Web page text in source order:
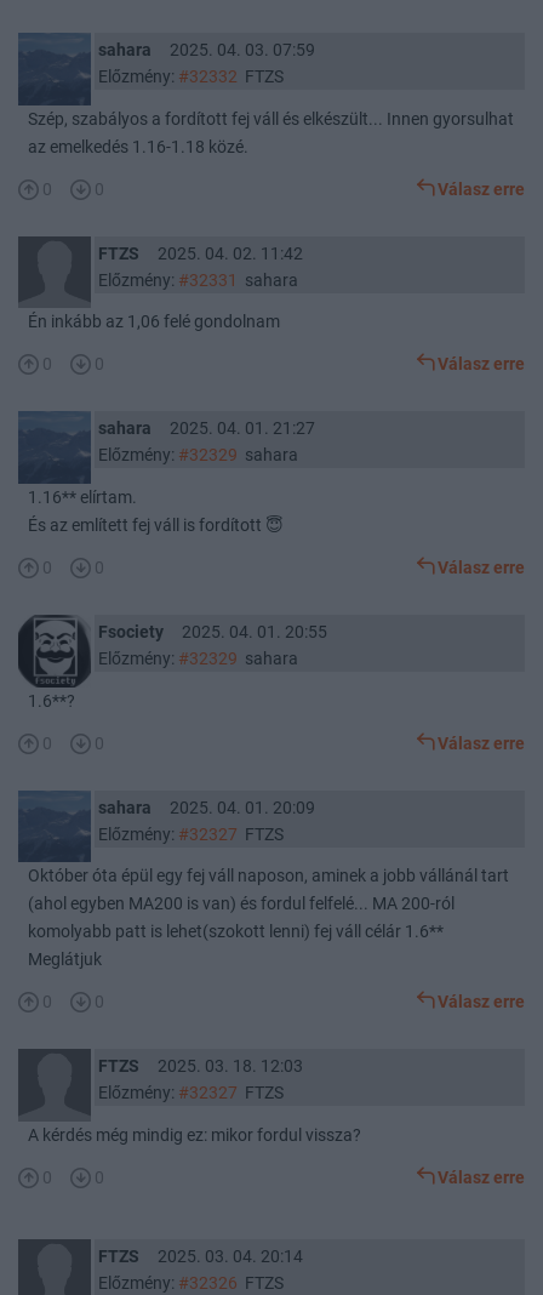
sahara
2025. 04. 03. 07:59
Előzmény: #32332 FTZS
Szép, szabályos a fordított fej váll és elkészült... Innen gyorsulhat
az emelkedés 1.16-1.18 közé.
0 0 Válasz erre
FTZS
2025. 04. 02. 11:42
Előzmény: #32331 sahara
Én inkább az 1,06 felé gondolnam
0 0 Válasz erre
sahara
2025. 04. 01. 21:27
Előzmény: #32329 sahara
1.16** elírtam.
És az említett fej váll is fordított 😇
0 0 Válasz erre
Fsociety
2025. 04. 01. 20:55
Előzmény: #32329 sahara
1.6**?
0 0 Válasz erre
sahara
2025. 04. 01. 20:09
Előzmény: #32327 FTZS
Október óta épül egy fej váll naposon, aminek a jobb vállánál tart
(ahol egyben MA200 is van) és fordul felfelé... MA 200-ról
komolyabb patt is lehet(szokott lenni) fej váll célár 1.6**
Meglátjuk
0 0 Válasz erre
FTZS
2025. 03. 18. 12:03
Előzmény: #32327 FTZS
A kérdés még mindig ez: mikor fordul vissza?
0 0 Válasz erre
FTZS
2025. 03. 04. 20:14
Előzmény: #32326 FTZS